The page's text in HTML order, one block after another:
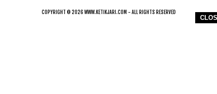
COPYRIGHT © 2026 WWW.KETIKJARI.COM - ALL RIGHTS RESERVED